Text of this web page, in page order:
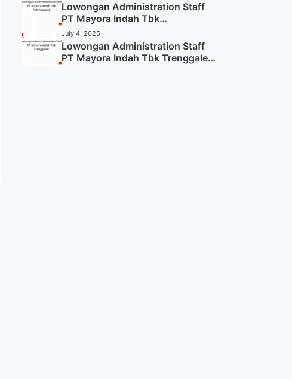
Lowongan Administration Staff
PT Mayora Indah Tbk
Tulungagung Tahun 2025 (Lamar
Sekarang)
July 4, 2025
Lowongan Administration Staff
PT Mayora Indah Tbk Trenggalek